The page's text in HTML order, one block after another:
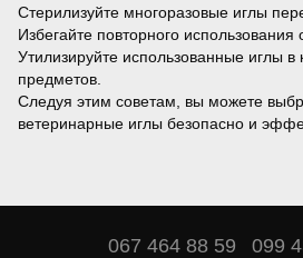
Стерилизуйте многоразовые иглы
Избегайте повторного использования
Утилизируйте использованные иглы в
предметов.
Следуя этим советам, вы можете
ветеринарные иглы безопасно и
067 464 88 59 099